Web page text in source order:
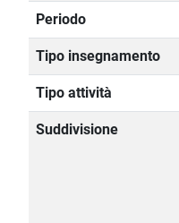
Periodo
Tipo insegnamento
Tipo attività
Suddivisione